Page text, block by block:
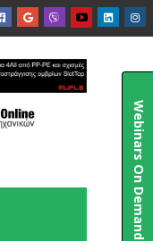

Webinars On Demand